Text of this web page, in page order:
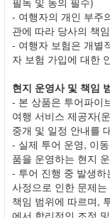
- 여행자의 개인 부주
관에 따라 당사의 책
- 여행자 보험은 개별
자 보험 가입에 대한
현지 운영사 및 책임
- 본 상품은 투어파이
여행 서비스 제공자(
중개 및 일정 안내를
- 실제 투어 운영, 이
품을 운영하는 현지
- 투어 진행 중 발생
사정으로 인한 문제
책임 범위에 따르며,
에서 합리적인 조정